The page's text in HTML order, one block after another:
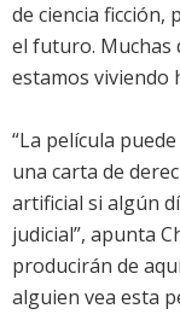
de ciencia ficción,
el futuro. Muchas
estamos viviendo
“La película
una carta de
artificial si algún
judicial”, apunta
producirán de
alguien vea esta